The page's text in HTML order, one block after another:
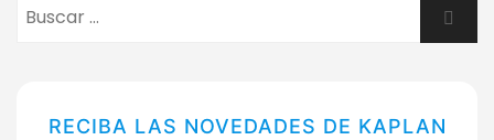
RECIBA LAS NOVEDADES DE KAPLAN